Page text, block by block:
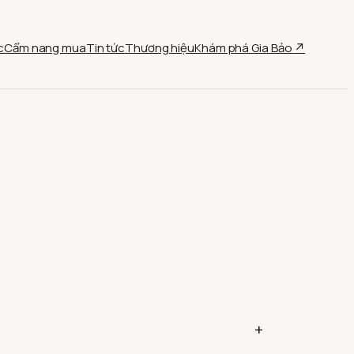
Cẩm nang muaTin tứcThương hiệuKhám phá Gia Bảo ↗